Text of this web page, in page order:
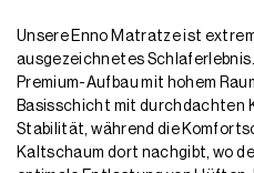
Unsere Enno Matratze ist
ausgezeichnetes
Premium-Aufbau mit hohem
Basisschicht mit durchdachten
Stabilität, während die
Kaltschaum dort nachgibt, wo